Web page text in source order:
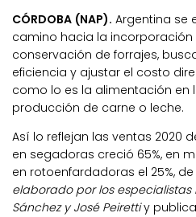
CÓRDOBA (NAP). Argentina se
camino hacia la
conservación de forrajes,
eficiencia y ajustar el costo
como lo es la alimentación en
producción de carne o leche.
Así lo reflejan las ventas 2020
en segadoras creció 65%, en
en rotoenfardadoras el 25%,
elaborado por los especialistas
Sánchez y José Peirettiy